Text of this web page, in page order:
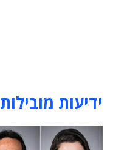
ידיעות מובילות